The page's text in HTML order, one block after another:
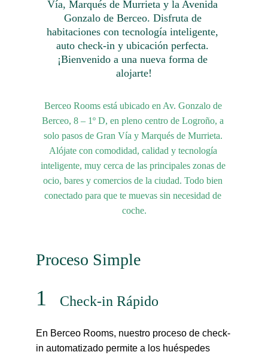
Vía, Marqués de Murrieta y la Avenida
Gonzalo de Berceo. Disfruta de
habitaciones con tecnología inteligente,
auto check-in y ubicación perfecta.
¡Bienvenido a una nueva forma de
alojarte!
Berceo Rooms está ubicado en Av. Gonzalo de
Berceo, 8 – 1º D, en pleno centro de Logroño, a
solo pasos de Gran Vía y Marqués de Murrieta.
Alójate con comodidad, calidad y tecnología
inteligente, muy cerca de las principales zonas de
ocio, bares y comercios de la ciudad. Todo bien
conectado para que te muevas sin necesidad de
coche.
Proceso Simple
Check-in Rápido
1
En Berceo Rooms, nuestro proceso de check-
in automatizado permite a los huéspedes